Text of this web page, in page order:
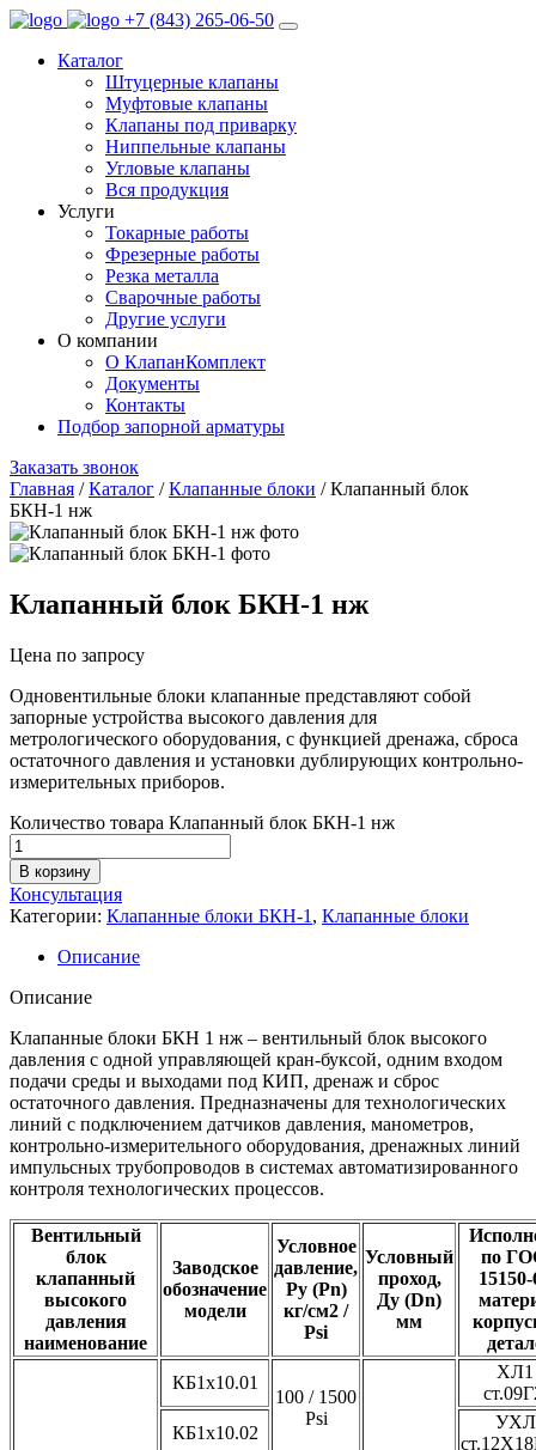
+7 (843) 265-06-50
Каталог
Штуцерные клапаны
Муфтовые клапаны
Клапаны под приварку
Ниппельные клапаны
Угловые клапаны
Вся продукция
Услуги
Токарные работы
Фрезерные работы
Резка металла
Сварочные работы
Другие услуги
О компании
О КлапанКомплект
Документы
Контакты
Подбор запорной арматуры
Заказать звонок
Главная /Каталог /Клапанные блоки / Клапанный блок
БКН-1 нж
Клапанный блок БКН-1 нж
Цена по запросу
Одновентильные блоки клапанные представляют собой
запорные устройства высокого давления для
метрологического оборудования, с функцией дренажа, сброса
остаточного давления и установки дублирующих контрольно-
измерительных приборов.
Количество товара Клапанный блок БКН-1 нж
В корзину
Консультация
Категории: Клапанные блоки БКН-1 , Клапанные блоки
Описание
Описание
Клапанные блоки БКН 1 нж – вентильный блок высокого
давления с одной управляющей кран-буксой, одним входом
подачи среды и выходами под КИП, дренаж и сброс
остаточного давления. Предназначены для технологических
линий с подключением датчиков давления, манометров,
контрольно-измерительного оборудования, дренажных линий
импульсных трубопроводов в системах автоматизированного
контроля технологических процессов.
Вентильный
блок
клапанный
высокого
давления
наименование
Заводское
обозначение
модели
Условное
давление,
Ру (Pn)
кг/см2 /
Psi
Условный
проход,
Ду (Dn)
мм
по
КБ1х10.01
100 / 1500
Psi
ХЛ1
КБ1х10.02
УХЛ